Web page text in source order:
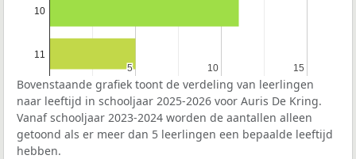
5
5 10
10 15
15
10
11
Bovenstaande grafiek toont de verdeling van leerlingen
naar leeftijd in schooljaar 2025-2026 voor Auris De Kring.
Vanaf schooljaar 2023-2024 worden de aantallen alleen
getoond als er meer dan 5 leerlingen een bepaalde leeftijd
hebben.